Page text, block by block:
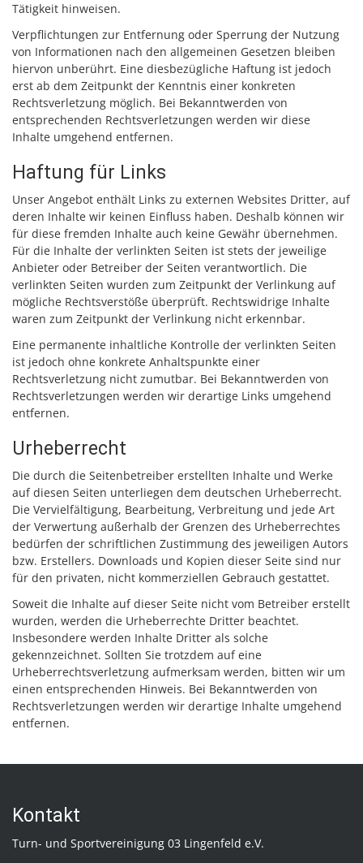
Tätigkeit hinweisen.
Verpflichtungen zur Entfernung oder Sperrung der Nutzung
von Informationen nach den allgemeinen Gesetzen bleiben
hiervon unberührt. Eine diesbezügliche Haftung ist jedoch
erst ab dem Zeitpunkt der Kenntnis einer konkreten
Rechtsverletzung möglich. Bei Bekanntwerden von
entsprechenden Rechtsverletzungen werden wir diese
Inhalte umgehend entfernen.
Haftung für Links
Unser Angebot enthält Links zu externen Websites Dritter, auf
deren Inhalte wir keinen Einfluss haben. Deshalb können wir
für diese fremden Inhalte auch keine Gewähr übernehmen.
Für die Inhalte der verlinkten Seiten ist stets der jeweilige
Anbieter oder Betreiber der Seiten verantwortlich. Die
verlinkten Seiten wurden zum Zeitpunkt der Verlinkung auf
mögliche Rechtsverstöße überprüft. Rechtswidrige Inhalte
waren zum Zeitpunkt der Verlinkung nicht erkennbar.
Eine permanente inhaltliche Kontrolle der verlinkten Seiten
ist jedoch ohne konkrete Anhaltspunkte einer
Rechtsverletzung nicht zumutbar. Bei Bekanntwerden von
Rechtsverletzungen werden wir derartige Links umgehend
entfernen.
Urheberrecht
Die durch die Seitenbetreiber erstellten Inhalte und Werke
auf diesen Seiten unterliegen dem deutschen Urheberrecht.
Die Vervielfältigung, Bearbeitung, Verbreitung und jede Art
der Verwertung außerhalb der Grenzen des Urheberrechtes
bedürfen der schriftlichen Zustimmung des jeweiligen Autors
bzw. Erstellers. Downloads und Kopien dieser Seite sind nur
für den privaten, nicht kommerziellen Gebrauch gestattet.
Soweit die Inhalte auf dieser Seite nicht vom Betreiber erstellt
wurden, werden die Urheberrechte Dritter beachtet.
Insbesondere werden Inhalte Dritter als solche
gekennzeichnet. Sollten Sie trotzdem auf eine
Urheberrechtsverletzung aufmerksam werden, bitten wir um
einen entsprechenden Hinweis. Bei Bekanntwerden von
Rechtsverletzungen werden wir derartige Inhalte umgehend
entfernen.
Kontakt
Turn- und Sportvereinigung 03 Lingenfeld e.V.